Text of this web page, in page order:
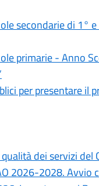
secondarie di 1°
primarie - Anno
per presentare il
dei servizi del
2026-2028. Avvio